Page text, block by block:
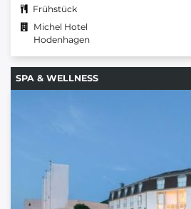
Frühstück
Michel Hotel
Hodenhagen
SPA & WELLNESS